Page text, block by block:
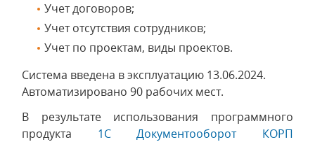
Учет договоров;
Учет отсутствия сотрудников;
Учет по проектам, виды проектов.
Система введена в эксплуатацию 13.06.2024.
Автоматизировано 90 рабочих мест.
В результате использования программного
продукта 1С Документооборот КОРП